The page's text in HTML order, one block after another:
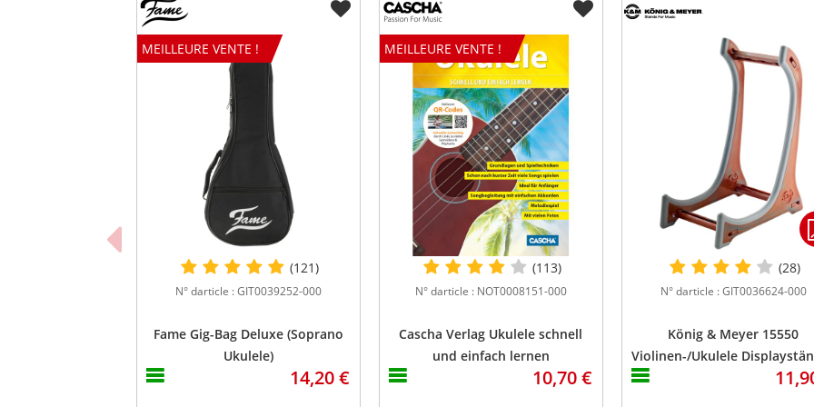
Accastillage
Chrome Chrome
Nombre de cordes
4 4
Système de micro
- MagusUke
Oui
Accordage d'origine
G, C, E, A G, C, E, A G, C, E, A
Double Ring
Désignation de couleur
Natural Natural
Mat Mat
Housse incluse
Oui Oui
Coffre inclus
Non Non
Matériau du sillet
Graph Tech NuBone - Graph Tech NuBone
Sillet de chevalet
Graph Tech NuBone,
-
Graph Tech NuBone,
MEILLEURE VENTE !
(121)
N° darticle : GIT0039252-000
Fame Gig-Bag Deluxe (Soprano
Ukulele)
14,20 €
MEILLEURE VENTE !
(113)
N° darticle : NOT0008151-000
Cascha Verlag Ukulele schnell
und einfach lernen
10,70 €
(28)
N° darticle : GIT0036624-000
König & Meyer 15550
Violinen-/Ukulele